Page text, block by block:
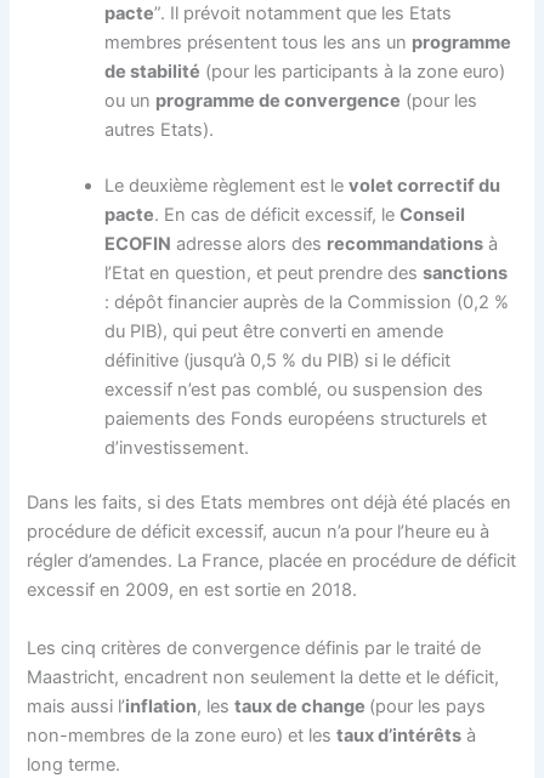
pacte”. Il prévoit notamment que les Etats
membres présentent tous les ans un programme
de stabilité (pour les participants à la zone euro)
ou un programme de convergence (pour les
autres Etats).
Le deuxième règlement est levolet correctif du
pacte. En cas de déficit excessif, leConseil
ECOFIN adresse alors des recommandations à
l’Etat en question, et peut prendre dessanctions
: dépôt financier auprès de la Commission (0,2 %
du PIB), qui peut être converti en amende
définitive (jusqu’à 0,5 % du PIB) si le déficit
excessif n’est pas comblé, ou suspension des
paiements des Fonds européens structurels et
d’investissement.
Dans les faits, si des Etats membres ont déjà été placés en
procédure de déficit excessif, aucun n’a pour l’heure eu à
régler d’amendes. La France, placée en procédure de déficit
excessif en 2009, en est sortie en 2018.
Les cinq critères de convergence définis par le traité de
Maastricht, encadrent non seulement la dette et le déficit,
mais aussi l’inflation, lestaux de change (pour les pays
non-membres de la zone euro) et lestaux d’intérêts à
long terme.